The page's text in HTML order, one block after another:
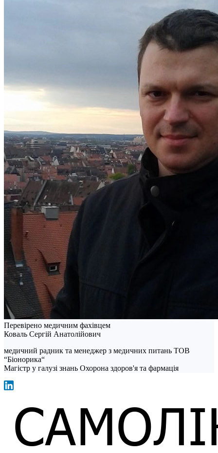
Перевірено медичним фахівцем
Коваль Сергій Анатолійович
медичний радник та менеджер з медичних питань ТОВ
“Біонорика“
Магістр у галузі знань Охорона здоров'я та фармація